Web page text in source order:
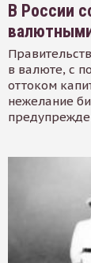
В России
в валюте, с
оттоком
нежелание